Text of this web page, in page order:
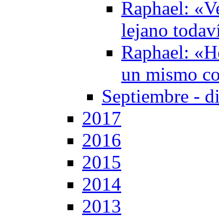
Raphael:
lejano
Raphael:
un mismo
Septiembre -
2017
2016
2015
2014
2013